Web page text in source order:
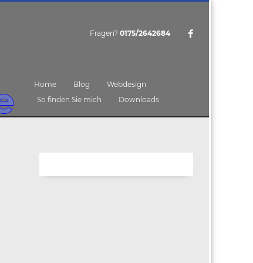
Fragen? 0175/2642684
Home Blog
Webdesign
So finden Sie mich
Downloads